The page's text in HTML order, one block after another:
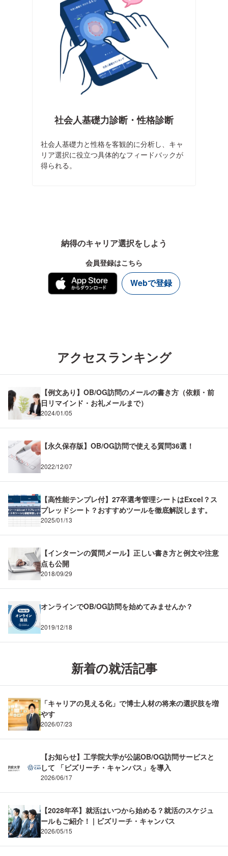
社会人基礎力診断・性格診断
社会人基礎力と性格を客観的に分析し、キャ
リア選択に役立つ具体的なフィードバックが
得られる。
納得のキャリア選択をしよう
会員登録はこちら
Webで登録
アクセスランキング
【例文あり】OB/OG訪問のメールの書き方（依頼・前
日リマインド・お礼メールまで）
2024/01/05
【永久保存版】OB/OG訪問で使える質問36選！
2022/12/07
【高性能テンプレ付】27卒選考管理シートはExcel？ス
プレッドシート？おすすめツールを徹底解説します。
2025/01/13
【インターンの質問メール】正しい書き方と例文や注意
点も公開
2018/09/29
オンラインでOB/OG訪問を始めてみませんか？
2019/12/18
新着の就活記事
「キャリアの見える化」で博士人材の将来の選択肢を増
やす
2026/07/23
【お知らせ】工学院大学が公認OB/OG訪問サービスと
して 「ビズリーチ・キャンパス」を導入
2026/06/17
【2028年卒】就活はいつから始める？就活のスケジュ
ールもご紹介！ | ビズリーチ・キャンパス
2026/05/15